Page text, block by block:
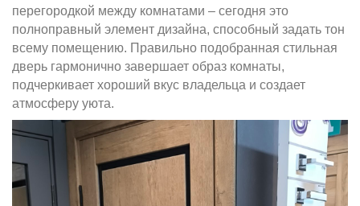
перегородкой между комнатами – сегодня это
полноправный элемент дизайна, способный задать тон
всему помещению. Правильно подобранная стильная
дверь гармонично завершает образ комнаты,
подчеркивает хороший вкус владельца и создает
атмосферу уюта.